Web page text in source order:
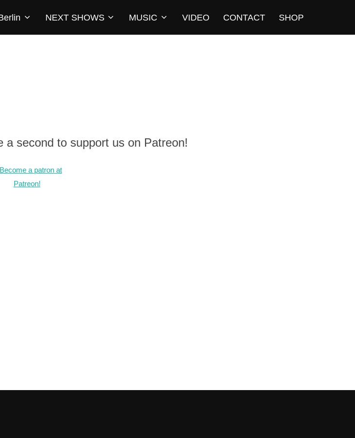
NEXT SHOWS MUSIC VIDEO CONTACT SHOP
a second to support us on Patreon!